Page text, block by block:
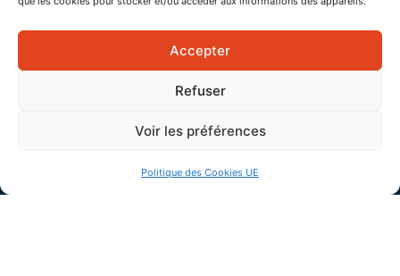
Accepter
Refuser
Voir les préférences
Politique des Cookies UE